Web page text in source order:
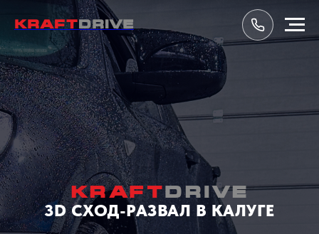
KRAFTDRIVE
KRAFT DRIVE
3D СХОД-РАЗВАЛ В КАЛУГЕ